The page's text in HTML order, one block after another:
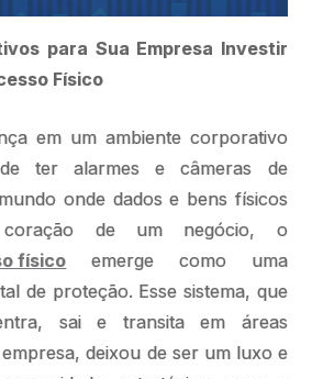
para Sua Empresa Investir
Físico
em um ambiente corporativo
ter alarmes e câmeras de
onde dados e bens físicos
coração de um negócio, o
físico emerge como uma
de proteção. Esse sistema, que
sai e transita em áreas
deixou de ser um luxo e